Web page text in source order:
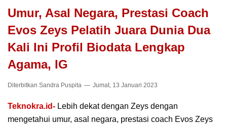
Umur, Asal Negara, Prestasi Coach
Evos Zeys Pelatih Juara Dunia Dua
Kali Ini Profil Biodata Lengkap
Agama, IG
Diterbitkan Sandra Puspita Jumat, 13 Januari 2023
Teknokra.id- Lebih dekat dengan Zeys dengan
mengetahui umur, asal negara, prestasi coach Evos Zeys